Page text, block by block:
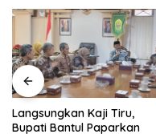
Langsungkan Kaji Tiru,
Bupati Bantul Paparkan